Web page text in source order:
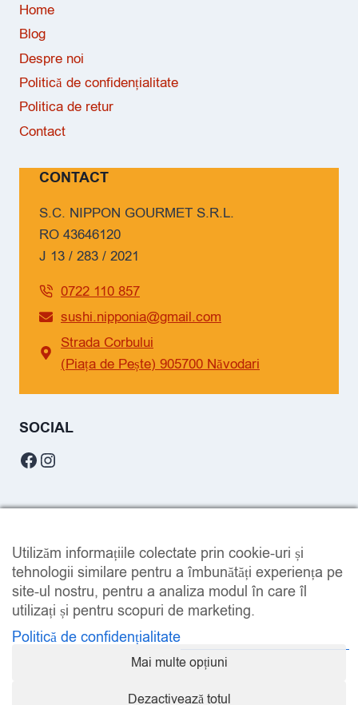
Home
Blog
Despre noi
Politică de confidențialitate
Politica de retur
Contact
CONTACT
S.C. NIPPON GOURMET S.R.L.
RO 43646120
J 13 / 283 / 2021
0722 110 857
sushi.nipponia@gmail.com
Strada Corbului
(Piața de Pește) 905700 Năvodari
SOCIAL
Facebook
Instagram
LEGAL
Utilizăm informațiile colectate prin cookie-uri și
tehnologii similare pentru a îmbunătăți experiența pe
site-ul nostru, pentru a analiza modul în care îl
utilizați și pentru scopuri de marketing.
Politică de confidențialitate
Mai multe opțiuni
Dezactivează totul